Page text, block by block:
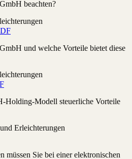
beachten?
und welche Vorteile bietet diese
Holding-Modell steuerliche Vorteile
Erleichterungen
müssen Sie bei einer elektronischen